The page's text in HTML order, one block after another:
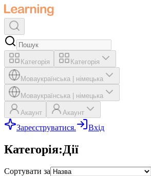
Категорія Категорія
Моваукраїнська німецька
Моваукраїнська німецька
Акаунт Акаунт
Зареєструватися. Вхід
Категорія:Дії
Сортувати за